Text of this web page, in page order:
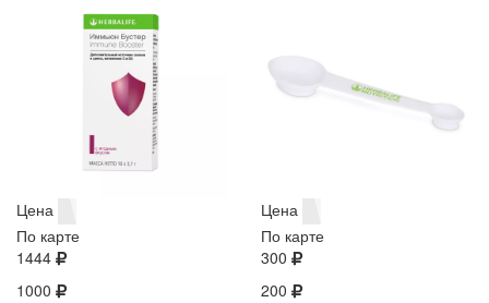
Цена
По карте
1444
1000
Цена
По карте
300
200